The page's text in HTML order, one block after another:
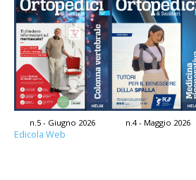
n.5 - Giugno 2026 n.4 - Maggio 2026
Edicola Web